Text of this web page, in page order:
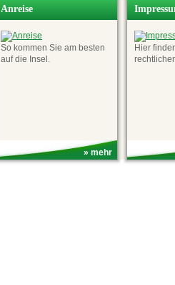
Anreise
So kommen Sie am besten
auf die Insel.
» mehr
Hier